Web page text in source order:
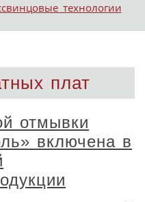
технологии
плат
отмывки
включена в